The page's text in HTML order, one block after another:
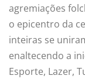
agremiações
o epicentro da
inteiras se
enaltecendo a
Esporte, Lazer,